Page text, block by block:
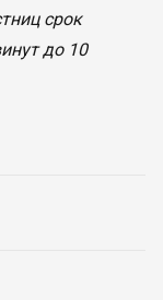
срок
до 10